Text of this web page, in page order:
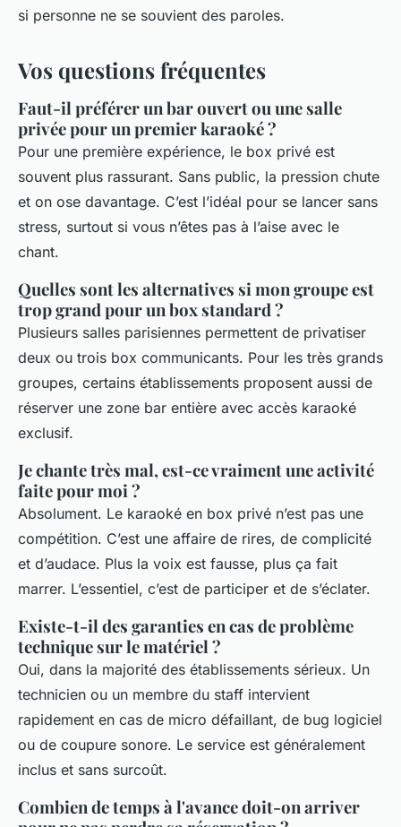
si personne ne se souvient des paroles.
Vos questions fréquentes
Faut-il préférer un bar ouvert ou une salle
privée pour un premier karaoké ?
Pour une première expérience, le box privé est
souvent plus rassurant. Sans public, la pression chute
et on ose davantage. C’est l’idéal pour se lancer sans
stress, surtout si vous n’êtes pas à l’aise avec le
chant.
Quelles sont les alternatives si mon groupe est
trop grand pour un box standard ?
Plusieurs salles parisiennes permettent de privatiser
deux ou trois box communicants. Pour les très grands
groupes, certains établissements proposent aussi de
réserver une zone bar entière avec accès karaoké
exclusif.
Je chante très mal, est-ce vraiment une activité
faite pour moi ?
Absolument. Le karaoké en box privé n’est pas une
compétition. C’est une affaire de rires, de complicité
et d’audace. Plus la voix est fausse, plus ça fait
marrer. L’essentiel, c’est de participer et de s’éclater.
Existe-t-il des garanties en cas de problème
technique sur le matériel ?
Oui, dans la majorité des établissements sérieux. Un
technicien ou un membre du staff intervient
rapidement en cas de micro défaillant, de bug logiciel
ou de coupure sonore. Le service est généralement
inclus et sans surcoût.
Combien de temps à l'avance doit-on arriver